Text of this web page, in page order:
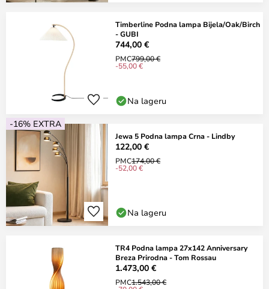
Timberline Podna lampa Bijela/Oak/Birch
- GUBI
744,00 €
PMC799,00 €
-55,00 €
Na lageru
-16% EXTRA
Jewa 5 Podna lampa Crna - Lindby
122,00 €
PMC174,00 €
-52,00 €
Na lageru
TR4 Podna lampa 27x142 Anniversary
Breza Prirodna - Tom Rossau
1.473,00 €
PMC1.543,00 €